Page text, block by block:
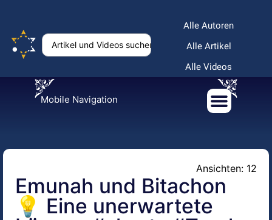
Alle Autoren
Alle Artikel
Alle Videos
Mobile Navigation
Ansichten: 12
Emunah und Bitachon
💡 Eine unerwartete